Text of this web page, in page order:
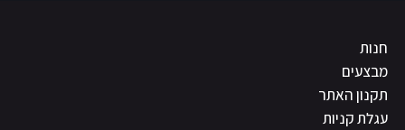
חנות
מבצעים
תקנון האתר
עגלת קניות